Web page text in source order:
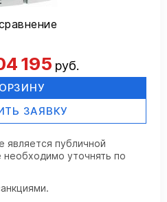
195руб.
ЗАЯВКУ
публичной
необходимо уточнять по